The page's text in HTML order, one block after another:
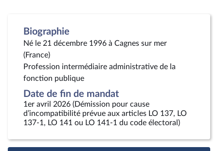
Biographie
Né le 21 décembre 1996 à Cagnes sur mer
(France)
Profession intermédiaire administrative de la
fonction publique
Date de fin de mandat
1er avril 2026 (Démission pour cause
d’incompatibilité prévue aux articles LO 137, LO
137-1, LO 141 ou LO 141-1 du code électoral)